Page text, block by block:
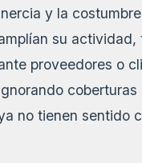
y la
su
proveedores o
no tienen sentido